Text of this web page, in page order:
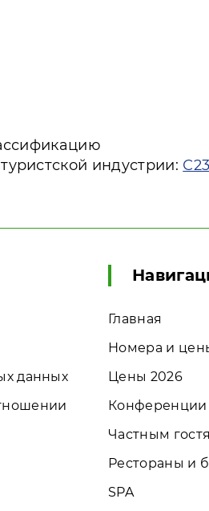
индустрии:
данных
Главная
Номера и
Цены 2026
Конференции
Частным
Рестораны и
SPA